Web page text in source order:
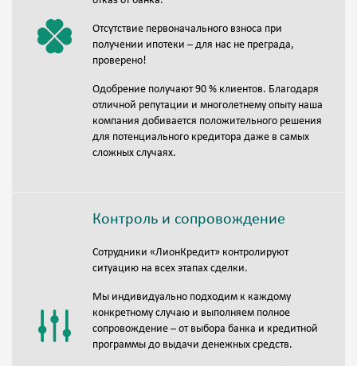
Отсутствие первоначального взноса при
получении ипотеки – для нас не преграда,
проверено!
Одобрение получают 90 % клиентов. Благодаря
отличной репутации и многолетнему опыту наша
компания добивается положительного решения
для потенциального кредитора даже в самых
сложных случаях.
Контроль и сопровождение
Сотрудники «ЛионКредит» контролируют
ситуацию на всех этапах сделки.
Мы индивидуально подходим к каждому
конкретному случаю и выполняем полное
сопровождение – от выбора банка и кредитной
программы до выдачи денежных средств.